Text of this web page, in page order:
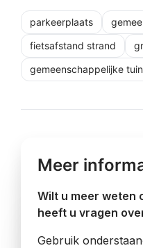
parkeerplaats
fietsafstand strand
gemeenschappelijke tuin
Meer
Wilt u meer weten
heeft u vragen
Gebruik